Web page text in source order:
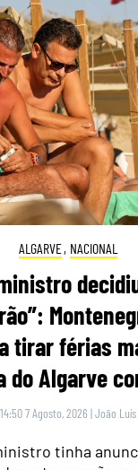
ALGARVE, NACIONAL
tirar férias
do Algarve
14:50 7 Agosto, 2026 |João Luís
tinha